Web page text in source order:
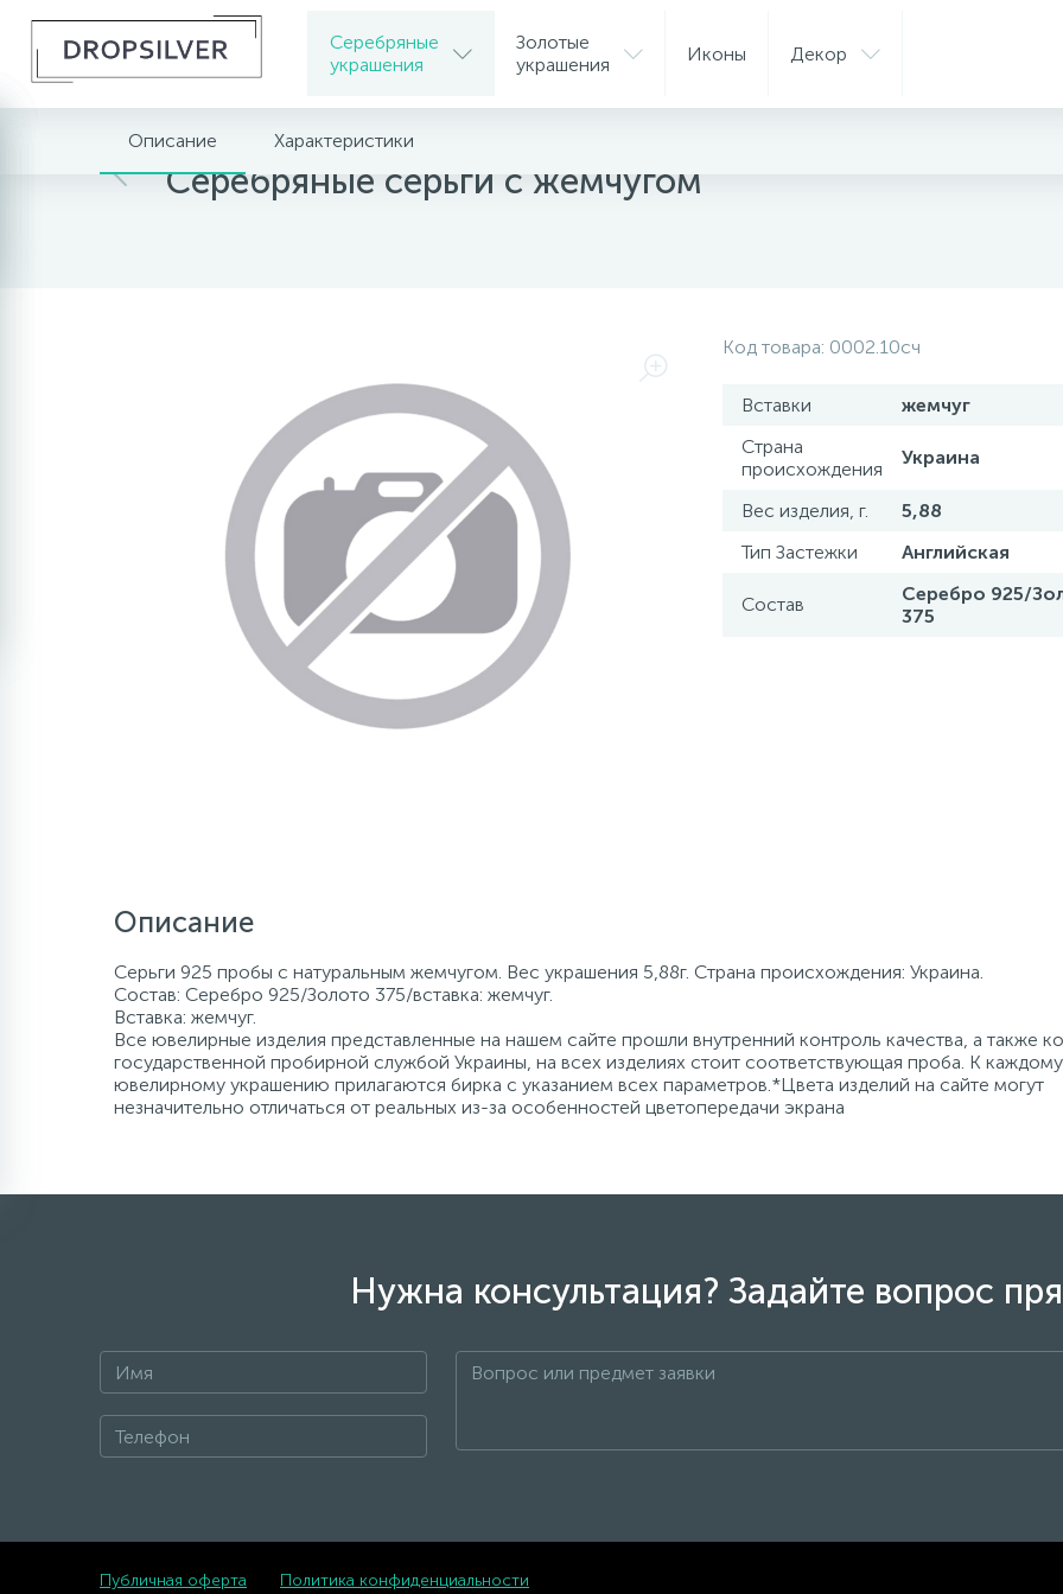
Серебряные
украшения
Золотые
украшения
Иконы Декор
Главная Серебряные украшения
Серебряные серьги с жемчугом
Описание Характеристики
Код товара: 0002.10сч
Вставки
жемчуг
Страна
происхождения
Украина
Вес изделия, г.
5,88
Тип Застежки
Английская
Состав
Серебро 925/
375
Описание
Серьги 925 пробы с натуральным жемчугом. Вес украшения 5,88г. Страна происхождения: Украина.
Состав: Серебро 925/Золото 375/вставка: жемчуг.
Вставка: жемчуг.
Все ювелирные изделия представленные на нашем сайте прошли внутренний контроль качества, а также
государственной пробирной службой Украины, на всех изделиях стоит соответствующая проба. К каждому
ювелирному украшению прилагаются бирка с указанием всех параметров.*Цвета изделий на сайте могут
незначительно отличаться от реальных из-за особенностей цветопередачи экрана
Нужна консультация? Задайте вопрос
Публичная оферта Политика конфиденциальности